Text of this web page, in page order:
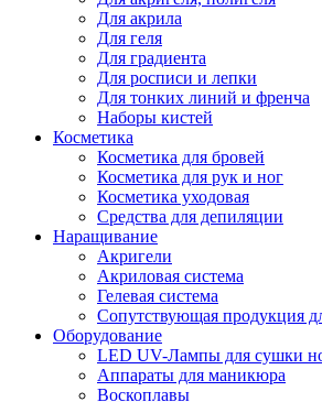
Для акрила
Для геля
Для градиента
Для росписи и лепки
Для тонких линий и френча
Наборы кистей
Косметика
Косметика для бровей
Косметика для рук и ног
Косметика уходовая
Средства для депиляции
Наращивание
Акригели
Акриловая система
Гелевая система
Сопутствующая продукция
Оборудование
LED UV-Лампы для сушки
Аппараты для маникюра
Воскоплавы